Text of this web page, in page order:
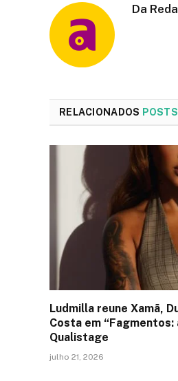
Da
RELACIONADOS POSTS
Ludmilla reune Xamã,
Costa em “Fagmentos:
Qualistage
julho 21, 2026